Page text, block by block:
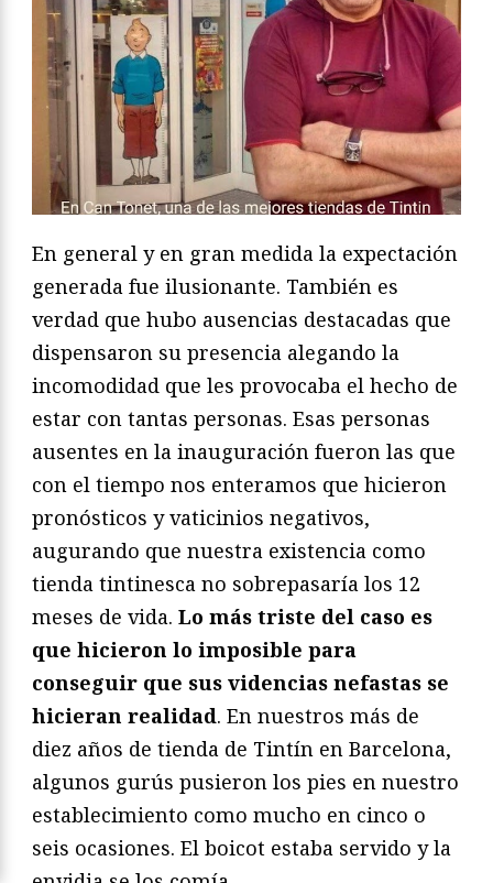
En general y en gran medida la expectación
generada fue ilusionante. También es
verdad que hubo ausencias destacadas que
dispensaron su presencia alegando la
incomodidad que les provocaba el hecho de
estar con tantas personas. Esas personas
ausentes en la inauguración fueron las que
con el tiempo nos enteramos que hicieron
pronósticos y vaticinios negativos,
augurando que nuestra existencia como
tienda tintinesca no sobrepasaría los 12
meses de vida. Lo más triste del caso es
que hicieron lo imposible para
conseguir que sus videncias nefastas se
hicieran realidad. En nuestros más de
diez años de tienda de Tintín en Barcelona,
algunos gurús pusieron los pies en nuestro
establecimiento como mucho en cinco o
seis ocasiones. El boicot estaba servido y la